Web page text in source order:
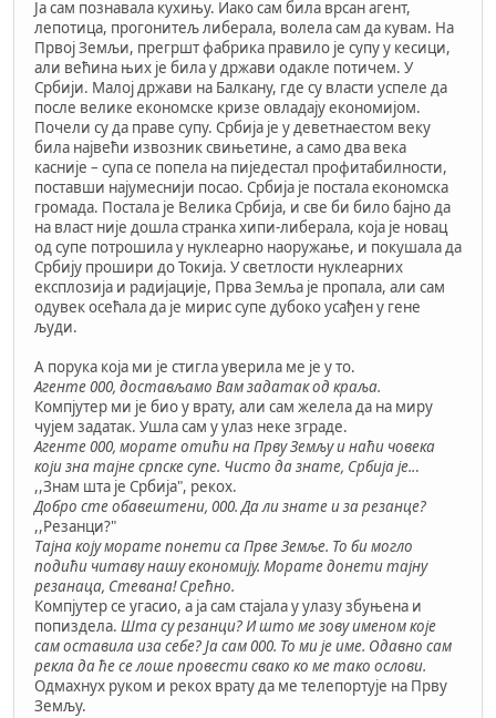
Ја сам познавала кухињу. Иако сам била врсан агент,
лепотица, прогонитељ либерала, волела сам да кувам. На
Првој Земљи, прегршт фабрика правило је супу у кесици,
али већина њих је била у држави одакле потичем. У
Србији. Малој држави на Балкану, где су власти успеле да
после велике економске кризе овладају економијом.
Почели су да праве супу. Србија је у деветнаестом веку
била највећи извозник свињетине, а само два века
касније – супа се попела на пиједестал профитабилности,
поставши најумеснији посао. Србија је постала економска
громада. Постала је Велика Србија, и све би било бајно да
на власт није дошла странка хипи-либерала, која је новац
од супе потрошила у нуклеарно наоружање, и покушала да
Србију прошири до Токија. У светлости нуклеарних
експлозија и радијације, Прва Земља је пропала, али сам
одувек осећала да је мирис супе дубоко усађен у гене
људи.
А порука која ми је стигла уверила ме је у то.
Агенте 000, достављамо Вам задатак од краља.
Компјутер ми је био у врату, али сам желела да на миру
чујем задатак. Ушла сам у улаз неке зграде.
Агенте 000, морате отићи на Прву Земљу и наћи човека
који зна тајне српске супе. Чисто да знате, Србија је...
,,Знам шта је Србија", рекох.
Добро сте обавештени, 000. Да ли знате и за резанце?
,,Резанци?"
Тајна коју морате понети са Прве Земље. То би могло
подићи читаву нашу економију. Морате донети тајну
резанаца, Стевана! Срећно.
Компјутер се угасио, а ја сам стајала у улазу збуњена и
попиздела. Шта су резанци? И што ме зову именом које
сам оставила иза себе? Ја сам 000. То ми је име. Одавно сам
рекла да ће се лоше провести свако ко ме тако ослови.
Одмахнух руком и рекох врату да ме телепортује на Прву
Земљу.